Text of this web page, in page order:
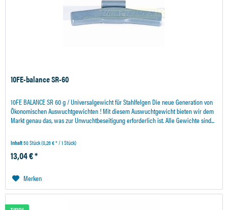
10FE-balance SR-60
10FE BALANCE SR 60 g / Universalgewicht für Stahlfelgen Die neue Generation von
Ökonomischen Auswuchtgewichten ! Mit diesem Auswuchtgewicht bieten wir dem
Markt genau das, was zur Unwuchtbeseitigung erforderlich ist. Alle Gewichte sind...
Inhalt50 Stück(0,26 € * / 1 Stück)
13,04 € *
Merken